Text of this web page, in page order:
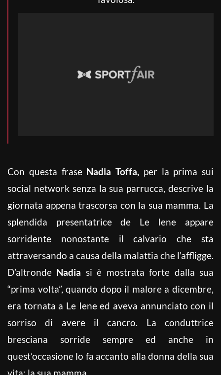
Con questa frase Nadia Toffa, per la prima sui
social network senza la sua parrucca, descrive la
giornata appena trascorsa con la sua mamma. La
splendida presentatrice de Le Iene appare
sorridente nonostante il calvario che sta
attraversando a causa della malattia che l’affligge.
D’altronde Nadia si è mostrata forte dalla sua
“prima volta”, quando dopo il malore a dicembre,
era tornata a Le Iene ed aveva annunciato con il
sorriso di avere il cancro. La conduttrice
bresciana sorride sempre ed anche in
quest’occasione lo fa accanto alla donna della sua
vita: la sua mamma.